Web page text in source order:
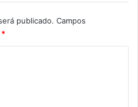
publicado. Campos
*